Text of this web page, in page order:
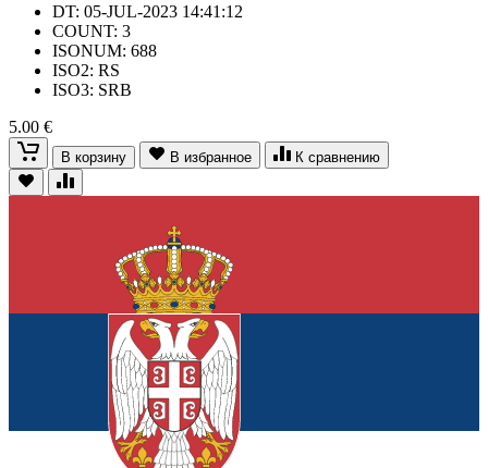
DT: 05-JUL-2023 14:41:12
COUNT: 3
ISONUM: 688
ISO2: RS
ISO3: SRB
5.00 €
В корзину В избранное К сравнению